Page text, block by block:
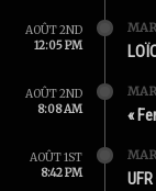
AOÛT 2ND
12:05 PM
AOÛT 2ND
8:08 AM
«
AOÛT 1ST
8:42 PM